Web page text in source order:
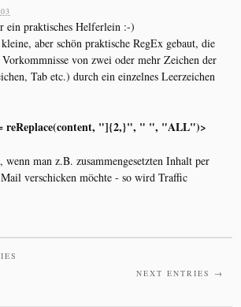
ein praktisches Helferlein :-)
aber schön praktische RegEx gebaut, die
von zwei oder mehr Zeichen der
Tab etc.) durch ein einzelnes Leerzeichen
reReplace(content, "]{2,}", " ", "ALL")>
wenn man z.B. zusammengesetzten Inhalt per
verschicken möchte - so wird Traffic
NEXT ENTRIES →